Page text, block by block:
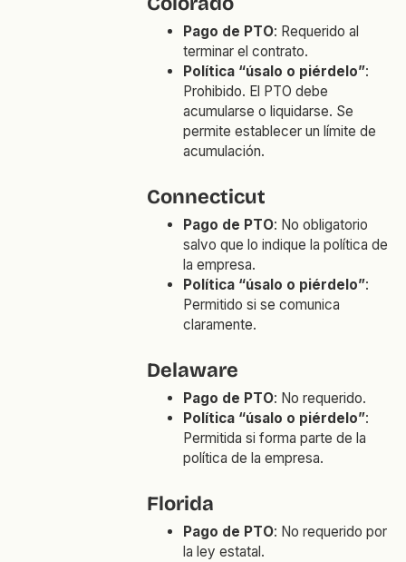
Pago de PTO: Requerido al
terminar el contrato.
Política “úsalo o piérdelo”:
Prohibido. El PTO debe
acumularse o liquidarse. Se
permite establecer un límite de
acumulación.
Connecticut
Pago de PTO: No obligatorio
salvo que lo indique la política de
la empresa.
Política “úsalo o piérdelo”:
Permitido si se comunica
claramente.
Delaware
Pago de PTO: No requerido.
Política “úsalo o piérdelo”:
Permitida si forma parte de la
política de la empresa.
Florida
Pago de PTO: No requerido por
la ley estatal.